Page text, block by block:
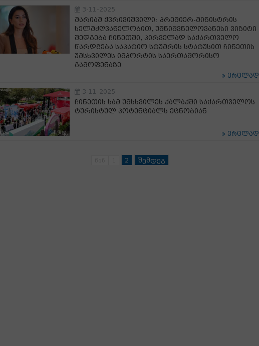
3-11-2025
მარიამ ქვრივიშვილი: პრემიერ-მინისტრის
ხელმძღვანელობით, უმნიშვნელოვანესი ვიზიტი
შედგება ჩინეთში, პირველად საქართველო
წარდგება საპატიო სტუმრის სტატუსით ჩინეთის
უმსხვილეს იმპორტის საერთაშორისო
გამოფენაზე
ვრცლად
3-11-2025
ჩინეთის სამ უმსხვილეს ქალაქში საქართველოს
ტურისტულ პოტენციალს ეცნობიან
ვრცლად
2 შემდეგ